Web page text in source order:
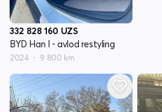
332 828 160 UZS
BYD Han I - avlod restyling
2024 9 800 km